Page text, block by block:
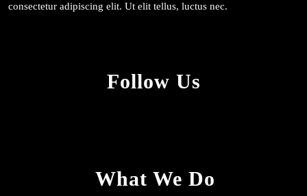
consectetur adipiscing elit. Ut elit tellus, luctus nec.
Follow Us
What We Do